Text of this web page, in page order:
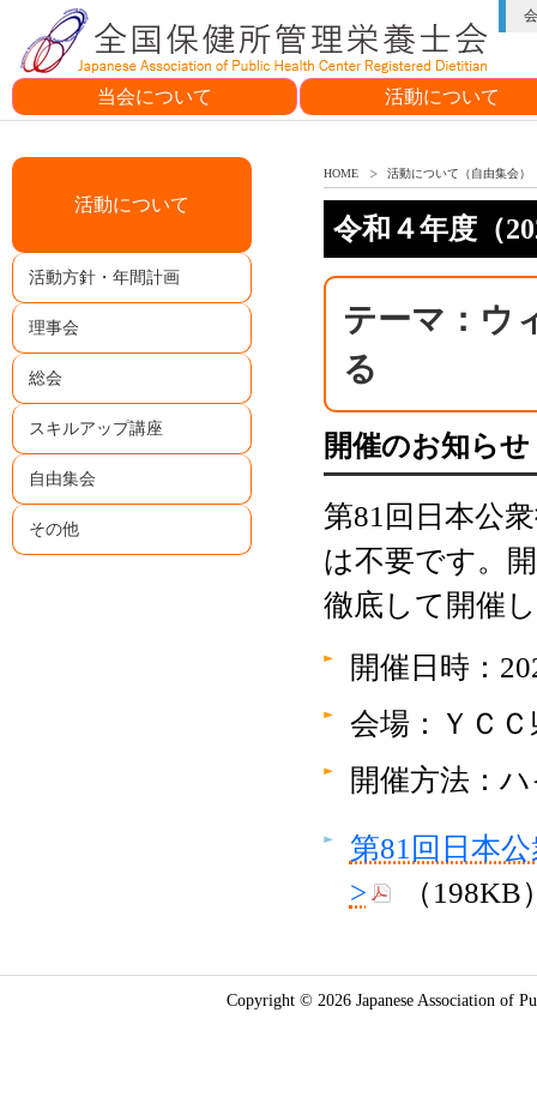
当会について 活動について
HOME 活動について（自由集会）
令和４年度（
テーマ：ウ
る
開催のお知らせ
第81回日本公
は不要です。
徹底して開催
開催日時：
会場：ＹＣ
開催方法：
第81回日本
>
（198KB
活動について
活動方針・年間計画
理事会
総会
スキルアップ講座
自由集会
その他
Copyright © 2026 Japanese Association of